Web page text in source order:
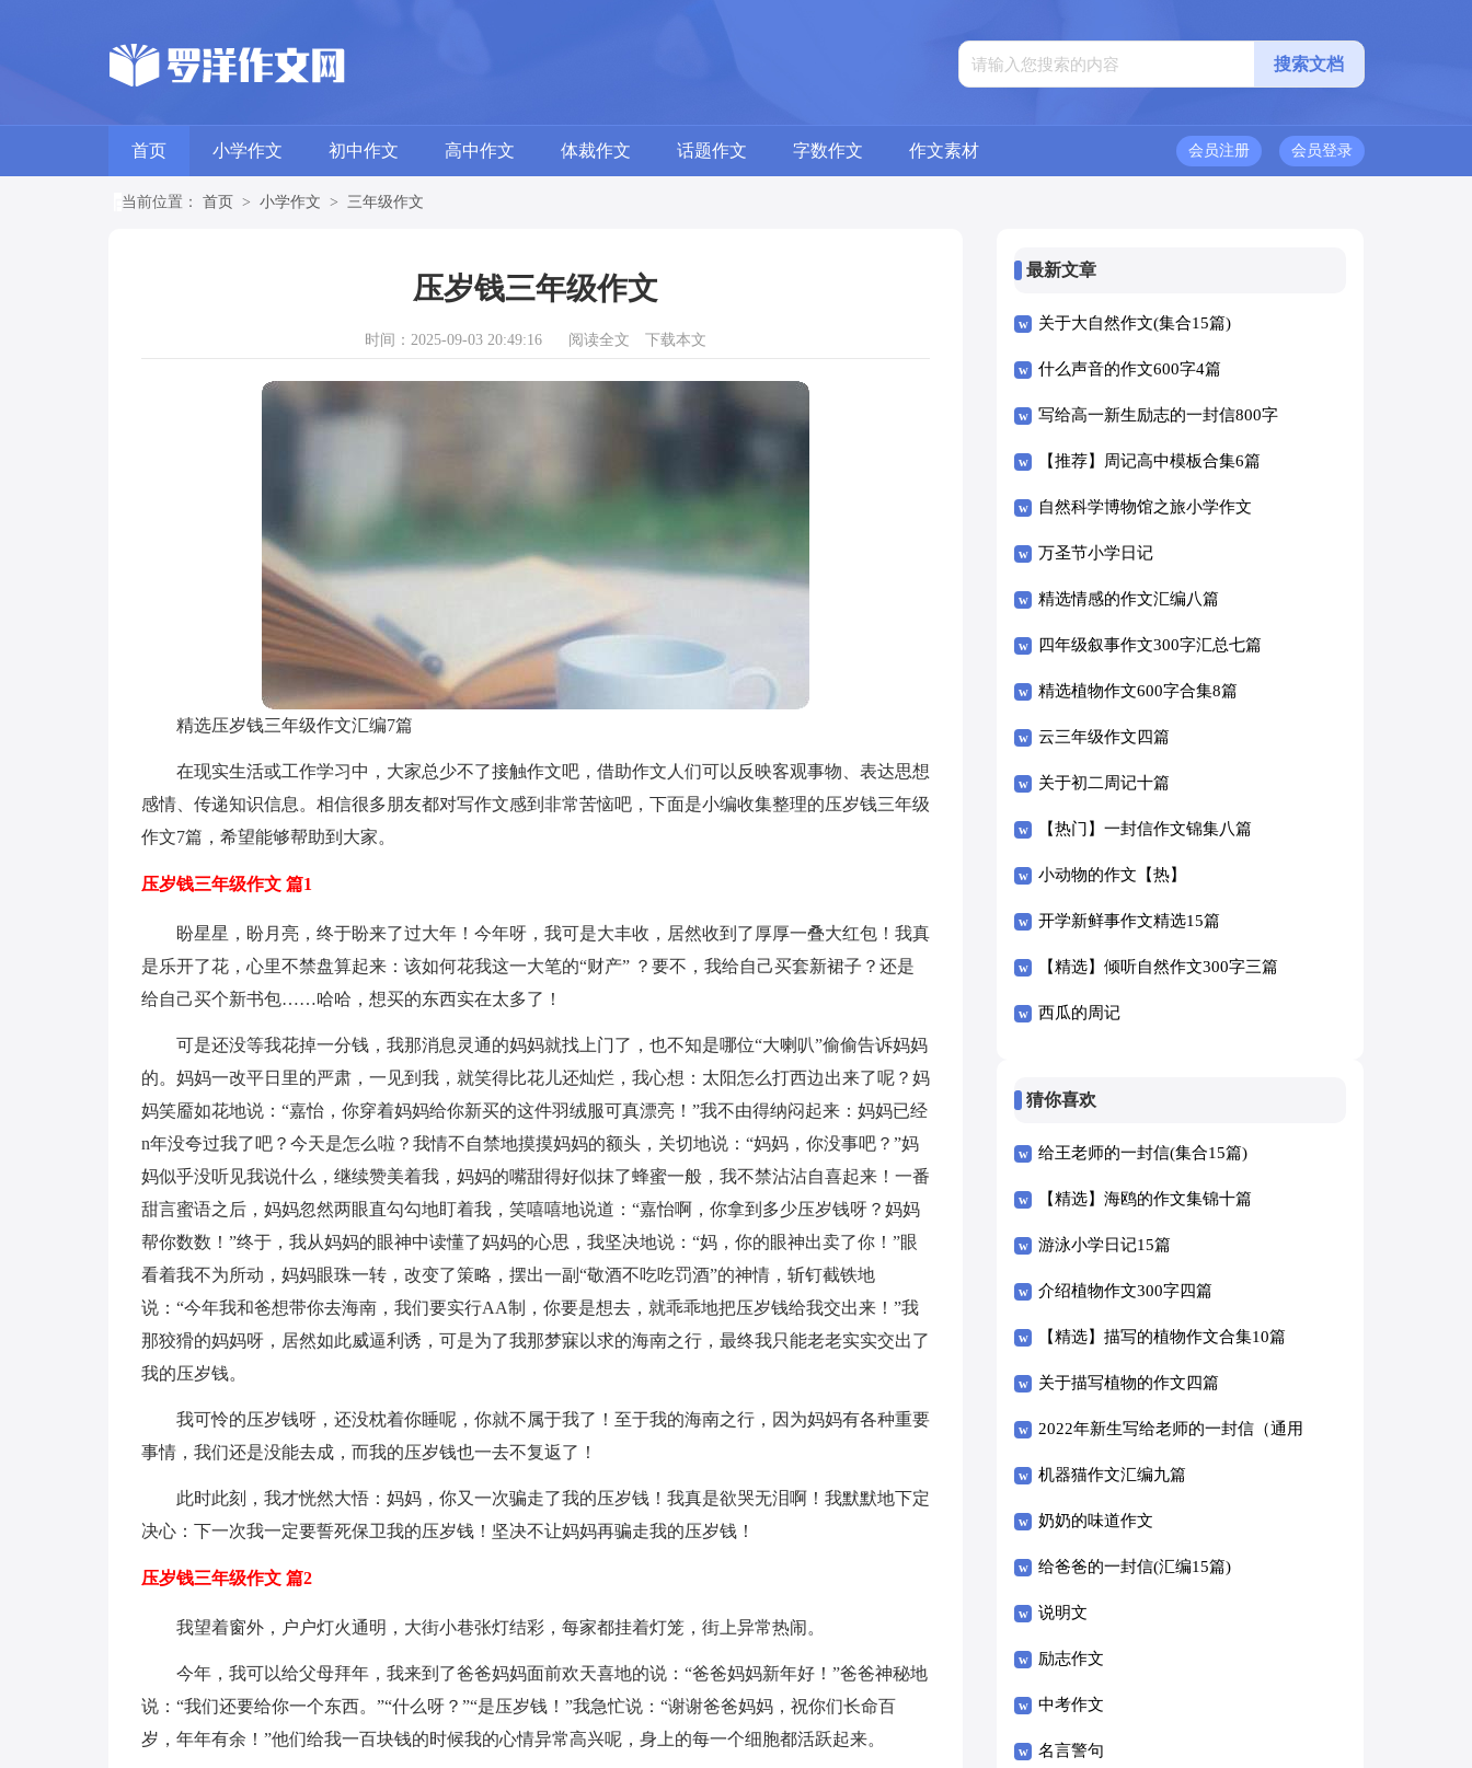
首页 小学作文 初中作文 高中作文 体裁作文 话题作文 字数作文 作文素材 会员登录
会员注册
当前位置： 首页 > 小学作文 > 三年级作文
压岁钱三年级作文
时间：2025-09-03 20:49:16 阅读全文 下载本文
精选压岁钱三年级作文汇编7篇
在现实生活或工作学习中，大家总少不了接触作文吧，借助作文人们可以反映客观事物、表达思想
感情、传递知识信息。相信很多朋友都对写作文感到非常苦恼吧，下面是小编收集整理的压岁钱三年级
作文7篇，希望能够帮助到大家。
压岁钱三年级作文 篇1
盼星星，盼月亮，终于盼来了过大年！今年呀，我可是大丰收，居然收到了厚厚一叠大红包！我真
是乐开了花，心里不禁盘算起来：该如何花我这一大笔的“财产” ？要不，我给自己买套新裙子？还是
给自己买个新书包……哈哈，想买的东西实在太多了！
可是还没等我花掉一分钱，我那消息灵通的妈妈就找上门了，也不知是哪位“大喇叭”偷偷告诉妈妈
的。妈妈一改平日里的严肃，一见到我，就笑得比花儿还灿烂，我心想：太阳怎么打西边出来了呢？妈
妈笑靥如花地说：“嘉怡，你穿着妈妈给你新买的这件羽绒服可真漂亮！”我不由得纳闷起来：妈妈已经
n年没夸过我了吧？今天是怎么啦？我情不自禁地摸摸妈妈的额头，关切地说：“妈妈，你没事吧？”妈
妈似乎没听见我说什么，继续赞美着我，妈妈的嘴甜得好似抹了蜂蜜一般，我不禁沾沾自喜起来！一番
甜言蜜语之后，妈妈忽然两眼直勾勾地盯着我，笑嘻嘻地说道：“嘉怡啊，你拿到多少压岁钱呀？妈妈
帮你数数！”终于，我从妈妈的眼神中读懂了妈妈的心思，我坚决地说：“妈，你的眼神出卖了你！”眼
看着我不为所动，妈妈眼珠一转，改变了策略，摆出一副“敬酒不吃吃罚酒”的神情，斩钉截铁地
说：“今年我和爸想带你去海南，我们要实行AA制，你要是想去，就乖乖地把压岁钱给我交出来！”我
那狡猾的妈妈呀，居然如此威逼利诱，可是为了我那梦寐以求的海南之行，最终我只能老老实实交出了
我的压岁钱。
我可怜的压岁钱呀，还没枕着你睡呢，你就不属于我了！至于我的海南之行，因为妈妈有各种重要
事情，我们还是没能去成，而我的压岁钱也一去不复返了！
此时此刻，我才恍然大悟：妈妈，你又一次骗走了我的压岁钱！我真是欲哭无泪啊！我默默地下定
决心：下一次我一定要誓死保卫我的压岁钱！坚决不让妈妈再骗走我的压岁钱！
压岁钱三年级作文 篇2
我望着窗外，户户灯火通明，大街小巷张灯结彩，每家都挂着灯笼，街上异常热闹。
今年，我可以给父母拜年，我来到了爸爸妈妈面前欢天喜地的说：“爸爸妈妈新年好！”爸爸神秘地
说：“我们还要给你一个东西。”“什么呀？”“是压岁钱！”我急忙说：“谢谢爸爸妈妈，祝你们长命百
岁，年年有余！”他们给我一百块钱的时候我的心情异常高兴呢，身上的每一个细胞都活跃起来。
最新文章
关于大自然作文(集合15篇)
什么声音的作文600字4篇
写给高一新生励志的一封信800字
（精选5篇）
【推荐】周记高中模板合集6篇
自然科学博物馆之旅小学作文
万圣节小学日记
精选情感的作文汇编八篇
四年级叙事作文300字汇总七篇
精选植物作文600字合集8篇
云三年级作文四篇
关于初二周记十篇
【热门】一封信作文锦集八篇
小动物的作文【热】
开学新鲜事作文精选15篇
【精选】倾听自然作文300字三篇
西瓜的周记
猜你喜欢
给王老师的一封信(集合15篇)
【精选】海鸥的作文集锦十篇
游泳小学日记15篇
介绍植物作文300字四篇
【精选】描写的植物作文合集10篇
关于描写植物的作文四篇
2022年新生写给老师的一封信（通用
8篇）
机器猫作文汇编九篇
奶奶的味道作文
给爸爸的一封信(汇编15篇)
说明文
励志作文
中考作文
名言警句